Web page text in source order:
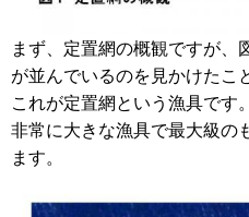
まず、定置網の概観ですが、
が並んでいるのを見かけたこ
これが定置網という漁具です。
非常に大きな漁具で最大級の
ます。